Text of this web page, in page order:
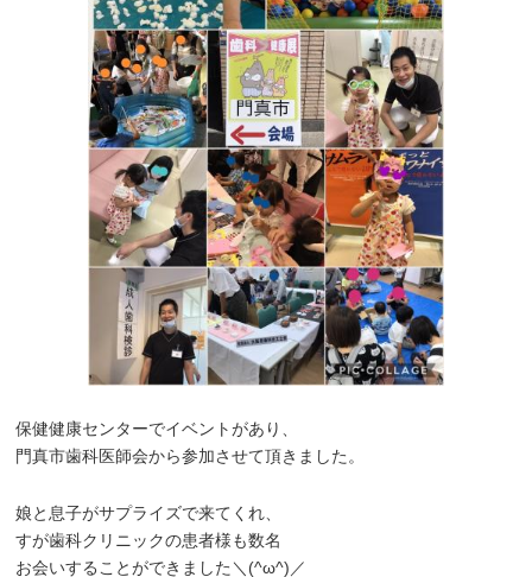
保健健康センターでイベントがあり、
門真市歯科医師会から参加させて頂きました。
娘と息子がサプライズで来てくれ、
すが歯科クリニックの患者様も数名
お会いすることができました＼(^ω^)／